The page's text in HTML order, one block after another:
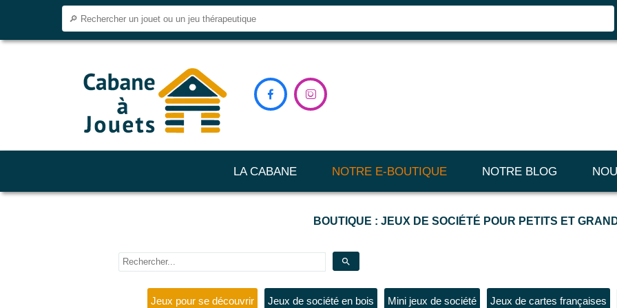
LA CABANE NOTRE E-BOUTIQUE NOTRE BLOG
 
BOUTIQUE : JEUX DE SOCIÉTÉ POUR PETITS ET
search
Jeux pour se découvrir Jeux de société en bois Mini jeux de société Jeux de cartes françaises